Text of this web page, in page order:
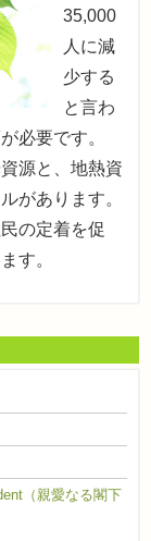
35,000
人に減
少する
と言わ
必要です。
源と、地熱資
があります。
の定着を促
す。
（親愛なる閣下